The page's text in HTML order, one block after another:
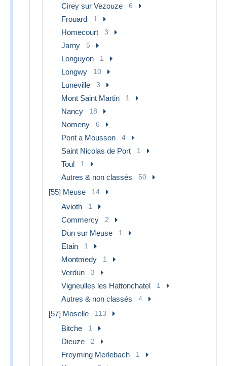
Cirey sur Vezouze 6
Frouard 1
Homecourt 3
Jarny 5
Longuyon 1
Longwy 10
Luneville 3
Mont Saint Martin 1
Nancy 18
Nomeny 6
Pont a Mousson 4
Saint Nicolas de Port 1
Toul 1
Autres & non classés 50
[55] Meuse 14
Avioth 1
Commercy 2
Dun sur Meuse 1
Etain 1
Montmedy 1
Verdun 3
Vigneulles les Hattonchatel 1
Autres & non classés 4
[57] Moselle 113
Bitche 1
Dieuze 2
Freyming Merlebach 1